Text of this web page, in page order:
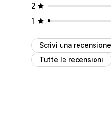
2
1
Scrivi una recensione
Tutte le recensioni